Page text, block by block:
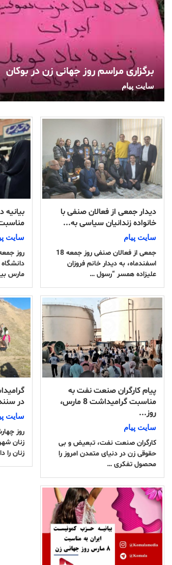
برگزاری مراسم روز جهانی زن در بوکان
سایت پیام
دیدار جمعی از فعالان صنفی با
خانواده زندانیان سیاسی به...
سایت پیام
جمعی از فعالان صنفی روز جمعه 18
اسفندماه، به دیدار خانم فروزان
علیزاده همسر “رسول …
بیانیه
سایت
مارس
پیام کارگران صنعت نفت به
مناسبت گرامیداشت 8 مارس،
روز...
سایت پیام
کارگران صنعت نفت، تبعیض و بی
حقوقی زن در دنیای متمدن امروز را
محصول تفکری …
در
سایت
زنان را